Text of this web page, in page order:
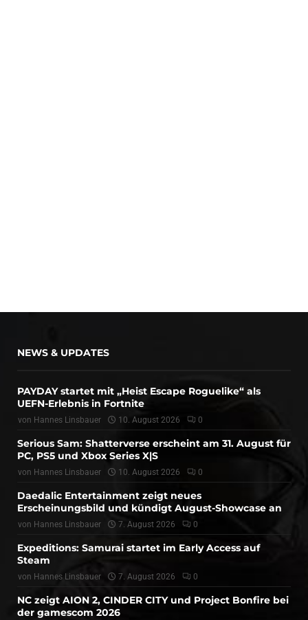
NEWS & UPDATES
PAYDAY startet mit „Heist Escape Roguelike“ als
UEFN-Erlebnis in Fortnite
von Hannes Linsbauer 10. August 2026 0
Serious Sam: Shatterverse erscheint am 31. August für
PC, PS5 und Xbox Series X|S
von Hannes Linsbauer 10. August 2026 0
Daedalic Entertainment zeigt neues
Erscheinungsbild und kündigt August-Showcase an
von Hannes Linsbauer 7. August 2026 0
Expeditions: Samurai startet im Early Access auf
Steam
von Hannes Linsbauer 7. August 2026 0
NC zeigt AION 2, CINDER CITY und Project Bonfire bei
der gamescom 2026